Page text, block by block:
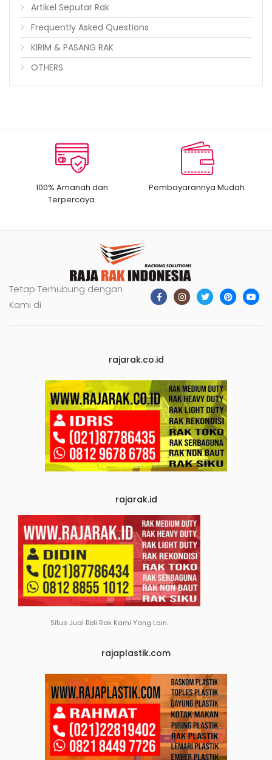
Artikel Seputar Rak
Frequently Asked Questions
KIRIM & PASANG RAK
OTHERS
100% Amanah dan
Terpercaya.
Pembayarannya Mudah.
Tetap Terhubung dengan
Kami di
rajarak.co.id
rajarak.id
Situs Jual Beli Rak Kami Yang Lain.
rajaplastik.com